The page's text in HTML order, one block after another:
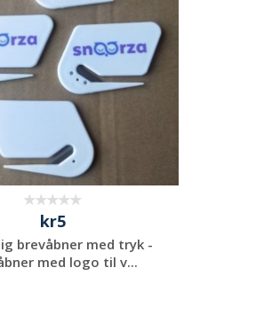
kr5
brevåbner med tryk -
med logo til v...